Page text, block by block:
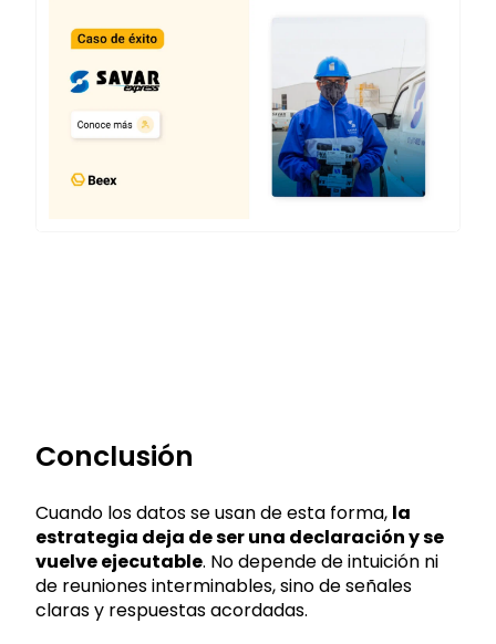
Conclusión
Cuando los datos se usan de esta forma, la
estrategia deja de ser una declaración y se
vuelve ejecutable. No depende de intuición ni
de reuniones interminables, sino de señales
claras y respuestas acordadas.